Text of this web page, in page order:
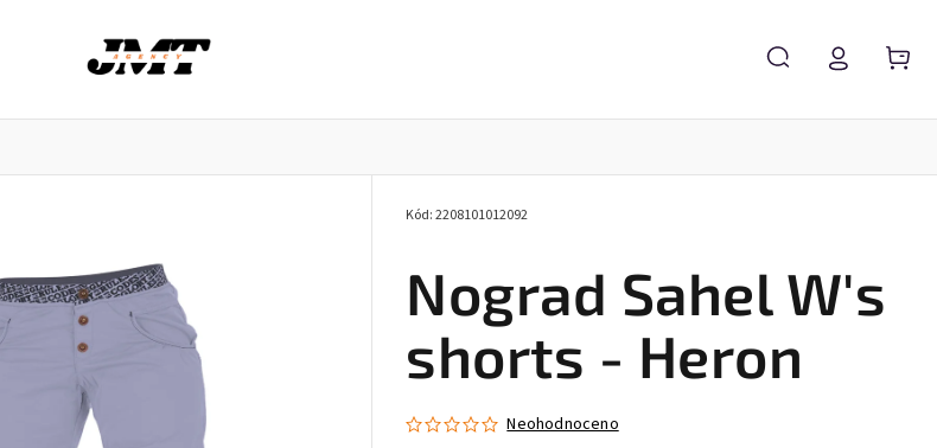
Nograd Sahel W's
shorts - Heron
Kód:2208101012092
Neohodnoceno